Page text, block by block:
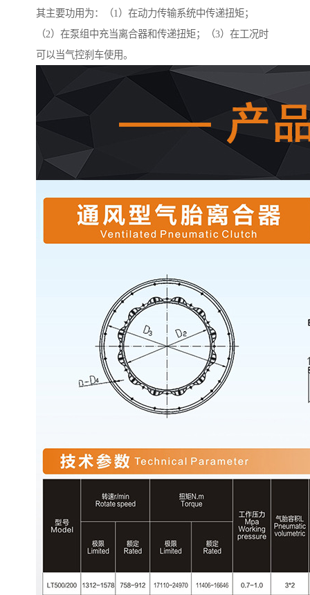
其主要功用为：（1）在动力传输系统中传递扭矩；
（2）在泵组中充当离合器和传递扭矩；（3）在工况时
可以当气控刹车使用。